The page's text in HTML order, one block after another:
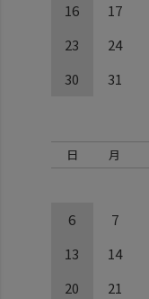
16
17
23
24
30
31
日 月
6
7
13
14
20
21